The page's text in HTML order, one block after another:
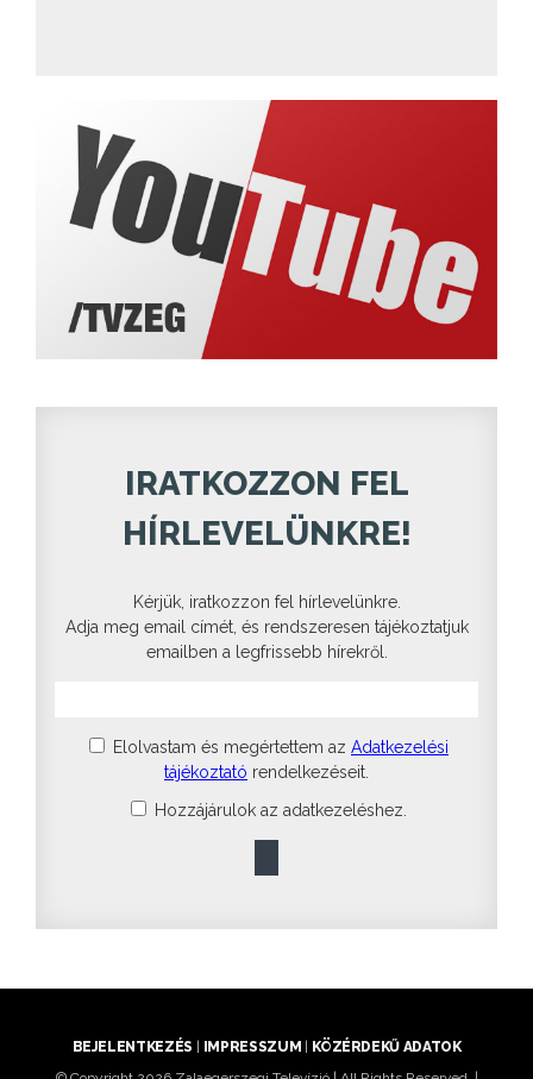
IRATKOZZON FEL
HÍRLEVELÜNKRE!
Kérjük, iratkozzon fel hírlevelünkre.
Adja meg email címét, és rendszeresen tájékoztatjuk
emailben a legfrissebb hírekről.
Elolvastam és megértettem az Adatkezelési
tájékoztató rendelkezéseit.
Hozzájárulok az adatkezeléshez.
BEJELENTKEZÉS | IMPRESSZUM | KÖZÉRDEKŰ ADATOK